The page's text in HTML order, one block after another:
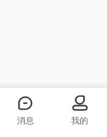
消息 我的